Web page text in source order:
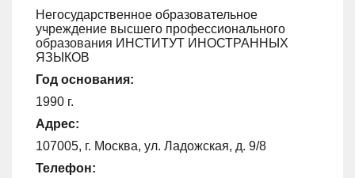
Негосударственное образовательное
учреждение высшего профессионального
образования ИНСТИТУТ ИНОСТРАННЫХ
ЯЗЫКОВ
Год основания:
1990 г.
Адрес:
107005, г. Москва, ул. Ладожская, д. 9/8
Телефон: